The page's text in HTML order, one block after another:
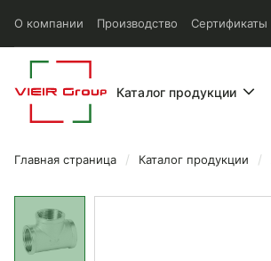
О компании Производство Сертификаты
Каталог продукции
Главная страница Каталог продукции